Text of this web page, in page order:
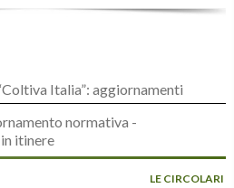
Italia”: aggiornamenti
normativa -
itinere
LE CIRCOLARI